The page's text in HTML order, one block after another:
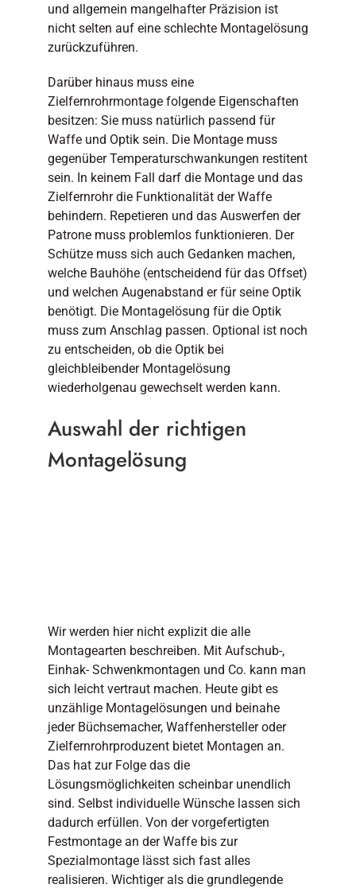
und allgemein mangelhafter Präzision ist
nicht selten auf eine schlechte Montagelösung
zurückzuführen.
Darüber hinaus muss eine
Zielfernrohrmontage folgende Eigenschaften
besitzen: Sie muss natürlich passend für
Waffe und Optik sein. Die Montage muss
gegenüber Temperaturschwankungen restitent
sein. In keinem Fall darf die Montage und das
Zielfernrohr die Funktionalität der Waffe
behindern. Repetieren und das Auswerfen der
Patrone muss problemlos funktionieren. Der
Schütze muss sich auch Gedanken machen,
welche Bauhöhe (entscheidend für das Offset)
und welchen Augenabstand er für seine Optik
benötigt. Die Montagelösung für die Optik
muss zum Anschlag passen. Optional ist noch
zu entscheiden, ob die Optik bei
gleichbleibender Montagelösung
wiederholgenau gewechselt werden kann.
Auswahl der richtigen
Montagelösung
Wir werden hier nicht explizit die alle
Montagearten beschreiben. Mit Aufschub-,
Einhak- Schwenkmontagen und Co. kann man
sich leicht vertraut machen. Heute gibt es
unzählige Montagelösungen und beinahe
jeder Büchsemacher, Waffenhersteller oder
Zielfernrohrproduzent bietet Montagen an.
Das hat zur Folge das die
Lösungsmöglichkeiten scheinbar unendlich
sind. Selbst individuelle Wünsche lassen sich
dadurch erfüllen. Von der vorgefertigten
Festmontage an der Waffe bis zur
Spezialmontage lässt sich fast alles
realisieren. Wichtiger als die grundlegende